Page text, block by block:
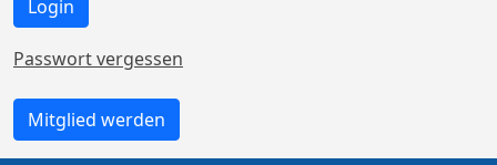
Passwort vergessen
Mitglied werden